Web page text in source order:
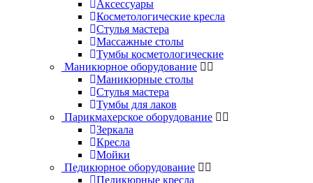
Аксессуары
Косметологические кресла
Стулья мастера
Массажные столы
Тумбы косметологические
Маникюрное оборудование
Маникюрные столы
Стулья мастера
Тумбы для лаков
Парикмахерское оборудование
Зеркала
Кресла
Мойки
Педикюрное оборудование
Педикюрные кресла